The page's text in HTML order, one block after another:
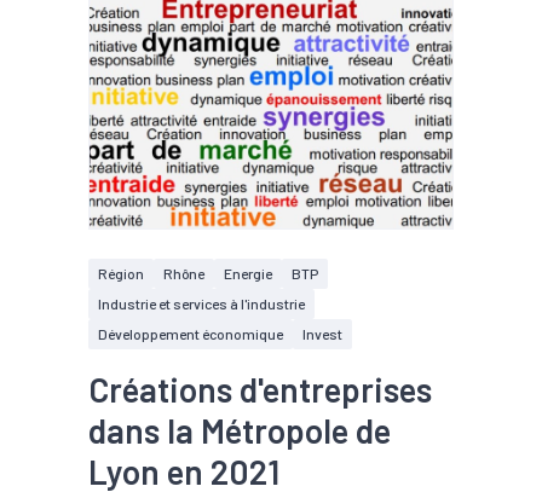
Région Rhône Energie
BTP
Industrie et services à l'industrie
Développement économique
Invest
Créations d'entreprises
dans la Métropole de
Lyon en 2021